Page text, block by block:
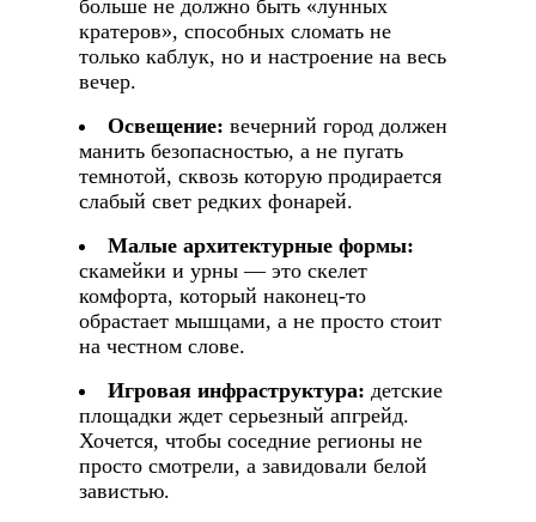
больше не должно быть «лунных
кратеров», способных сломать не
только каблук, но и настроение на весь
вечер.
Освещение: вечерний город должен
манить безопасностью, а не пугать
темнотой, сквозь которую продирается
слабый свет редких фонарей.
Малые архитектурные формы:
скамейки и урны — это скелет
комфорта, который наконец-то
обрастает мышцами, а не просто стоит
на честном слове.
Игровая инфраструктура: детские
площадки ждет серьезный апгрейд.
Хочется, чтобы соседние регионы не
просто смотрели, а завидовали белой
завистью.